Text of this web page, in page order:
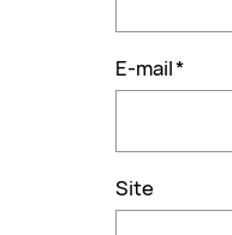
E-mail*
Site